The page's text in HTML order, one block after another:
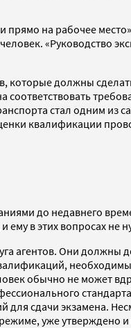
на рабочее
«Руководство
должны
стал одним из
квалификации
до недавнего
ему в этих вопросах
агентов. Они должны
обычно не может
сдачи экзамена.
уже